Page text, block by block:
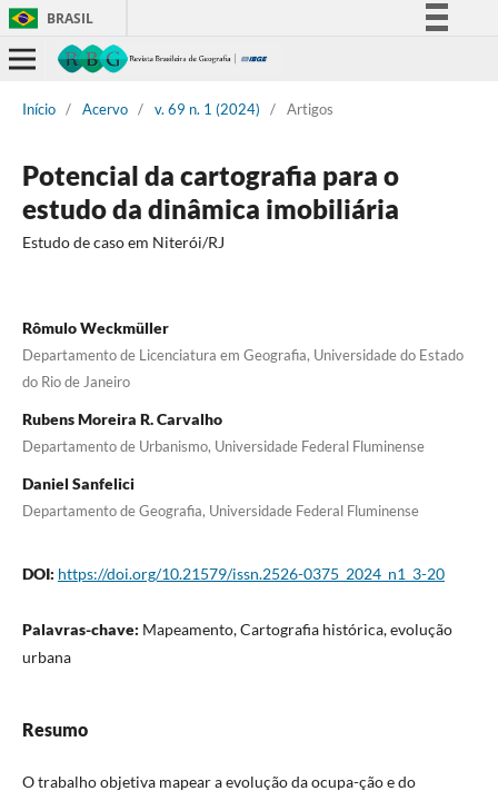
BRASIL
Participe
Legislação
Canais
Início / Acervo / v. 69 n. 1 (2024) / Artigos
Potencial da cartografia para o
estudo da dinâmica imobiliária
Estudo de caso em Niterói/RJ
Rômulo Weckmüller
Departamento de Licenciatura em Geografia, Universidade do Estado
do Rio de Janeiro
Rubens Moreira R. Carvalho
Departamento de Urbanismo, Universidade Federal Fluminense
Daniel Sanfelici
Departamento de Geografia, Universidade Federal Fluminense
DOI: https://doi.org/10.21579/issn.2526-0375_2024_n1_3-20
Palavras-chave: Mapeamento, Cartografia histórica, evolução
urbana
Resumo
O trabalho objetiva mapear a evolução da ocupa-ção e do